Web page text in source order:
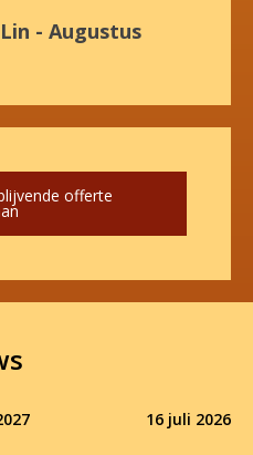
- Augustus
offerte
16 juli 2026